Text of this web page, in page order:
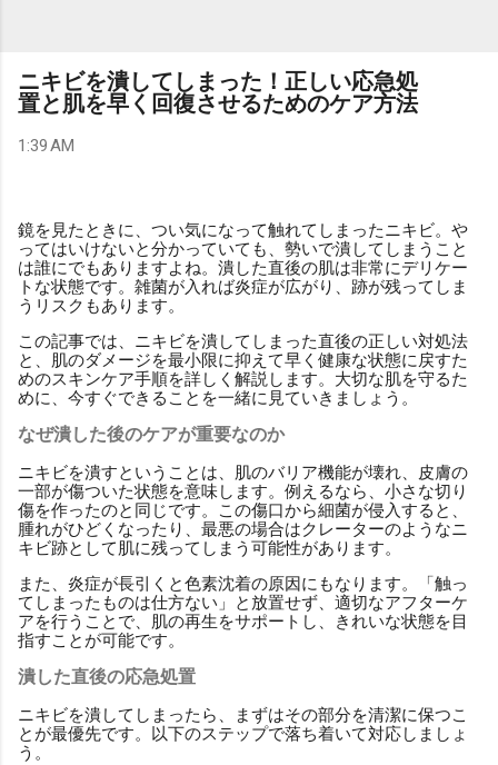
ニキビを潰してしまった！正しい応急処
置と肌を早く回復させるためのケア方法
1:39 AM
鏡を見たときに、つい気になって触れてしまったニキビ。や
ってはいけないと分かっていても、勢いで潰してしまうこと
は誰にでもありますよね。潰した直後の肌は非常にデリケー
トな状態です。雑菌が入れば炎症が広がり、跡が残ってしま
うリスクもあります。
この記事では、ニキビを潰してしまった直後の正しい対処法
と、肌のダメージを最小限に抑えて早く健康な状態に戻すた
めのスキンケア手順を詳しく解説します。大切な肌を守るた
めに、今すぐできることを一緒に見ていきましょう。
なぜ潰した後のケアが重要なのか
ニキビを潰すということは、肌のバリア機能が壊れ、皮膚の
一部が傷ついた状態を意味します。例えるなら、小さな切り
傷を作ったのと同じです。この傷口から細菌が侵入すると、
腫れがひどくなったり、最悪の場合はクレーターのようなニ
キビ跡として肌に残ってしまう可能性があります。
また、炎症が長引くと色素沈着の原因にもなります。「触っ
てしまったものは仕方ない」と放置せず、適切なアフターケ
アを行うことで、肌の再生をサポートし、きれいな状態を目
指すことが可能です。
潰した直後の応急処置
ニキビを潰してしまったら、まずはその部分を清潔に保つこ
とが最優先です。以下のステップで落ち着いて対応しましょ
う。